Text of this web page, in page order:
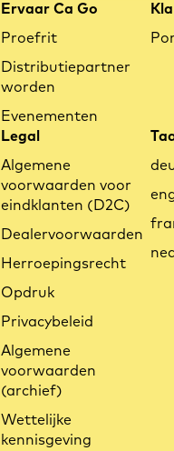
Ervaar Ca Go
Proefrit
Distributiepartner
worden
Evenementen
Legal
Algemene
voorwaarden voor
eindklanten (D2C)
Dealervoorwaarden
Herroepingsrecht
Opdruk
Privacybeleid
Algemene
voorwaarden
(archief)
Wettelijke
kennisgeving